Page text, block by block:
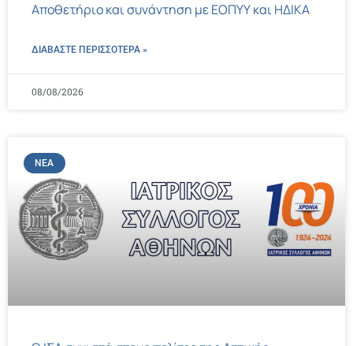
Αποθετήριο και συνάντηση με ΕΟΠΥΥ και ΗΔΙΚΑ
ΔΙΑΒΑΣΤΕ ΠΕΡΙΣΣΌΤΕΡΑ »
08/08/2026
ΝΈΑ